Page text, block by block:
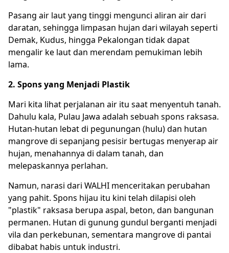
Pasang air laut yang tinggi mengunci aliran air dari
daratan, sehingga limpasan hujan dari wilayah seperti
Demak, Kudus, hingga Pekalongan tidak dapat
mengalir ke laut dan merendam pemukiman lebih
lama.
2. Spons yang Menjadi Plastik
Mari kita lihat perjalanan air itu saat menyentuh tanah.
Dahulu kala, Pulau Jawa adalah sebuah spons raksasa.
Hutan-hutan lebat di pegunungan (hulu) dan hutan
mangrove di sepanjang pesisir bertugas menyerap air
hujan, menahannya di dalam tanah, dan
melepaskannya perlahan.
Namun, narasi dari WALHI menceritakan perubahan
yang pahit. Spons hijau itu kini telah dilapisi oleh
"plastik" raksasa berupa aspal, beton, dan bangunan
permanen. Hutan di gunung gundul berganti menjadi
vila dan perkebunan, sementara mangrove di pantai
dibabat habis untuk industri.